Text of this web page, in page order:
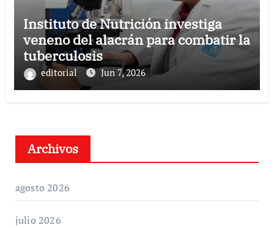
Instituto de Nutrición investiga
veneno del alacrán para combatir la
tuberculosis
editorial Jun 7, 2026
Archivos
agosto 2026
julio 2026